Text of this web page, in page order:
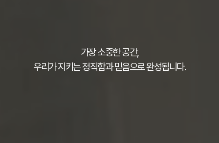
가장 소중한 공간,
우리가 지키는 정직함과 믿음으로 완성됩니다.